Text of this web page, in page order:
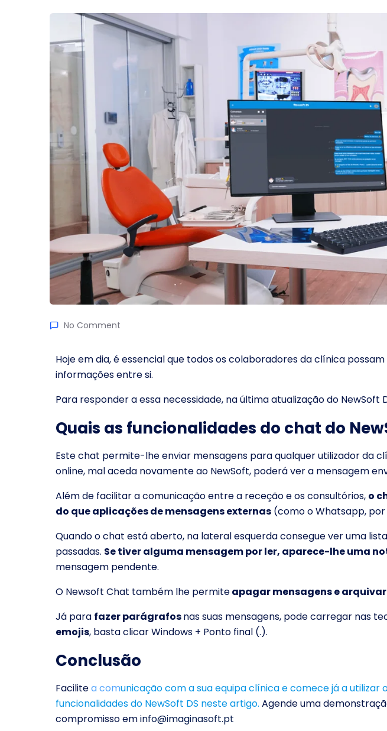
No Comment
Hoje em dia, é essencial que todos os colaboradores da clínica
informações entre si.
Para responder a essa necessidade, na última atualização do NewSoft
Quais as funcionalidades do chat do
Este chat permite-lhe enviar mensagens para qualquer utilizador da
online, mal aceda novamente ao NewSoft, poderá ver a mensagem
Além de facilitar a comunicação entre a receção e os consultórios, o
do que aplicações de mensagens externas (como o Whatsapp,
Quando o chat está aberto, na lateral esquerda consegue ver uma
passadas. Se tiver alguma mensagem por ler, aparece-lhe uma
mensagem pendente.
O Newsoft Chat também lhe permiteapagar mensagens e
Já para fazer parágrafosnas suas mensagens, pode carregar nas
emojis, basta clicar Windows + Ponto final (.).
Conclusão
Facilitea comunicação com a sua equipa clínica e comece já a utilizar
funcionalidades do NewSoft DS neste artigo. Agende uma
compromisso eminfo@imaginasoft.pt